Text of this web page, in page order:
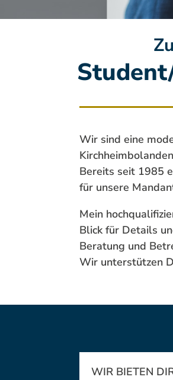
Wir sind eine
Bereits seit 1985
für unsere
Mein
Blick für Details
Beratung und
Wir unterstützen
WIR BIETEN